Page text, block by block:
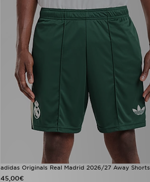
adidas Originals Real Madrid 2026/27 Away Shorts
45,00€